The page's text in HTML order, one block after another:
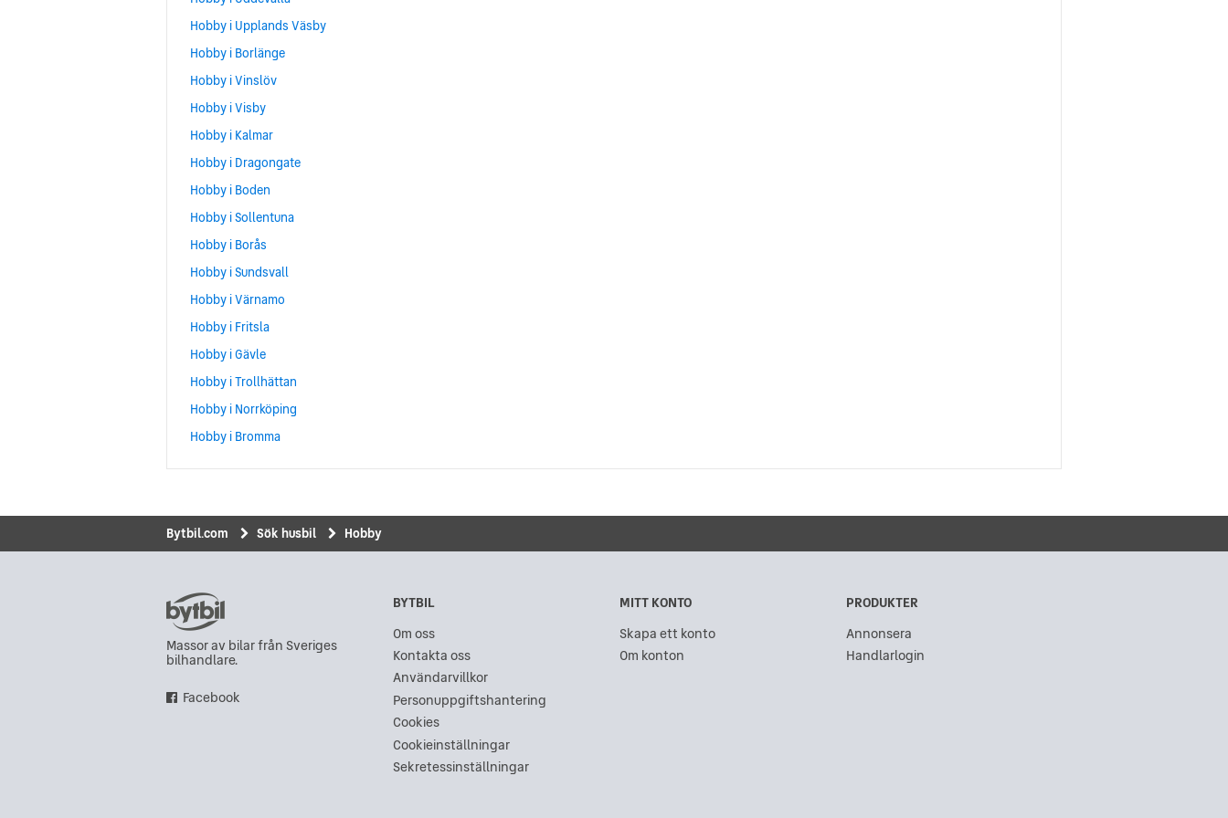
Hobby i Upplands Väsby
Hobby i Borlänge
Hobby i Vinslöv
Hobby i Visby
Hobby i Kalmar
Hobby i Dragongate
Hobby i Boden
Hobby i Sollentuna
Hobby i Borås
Hobby i Sundsvall
Hobby i Värnamo
Hobby i Fritsla
Hobby i Gävle
Hobby i Trollhättan
Hobby i Norrköping
Hobby i Bromma
Bytbil.com Sök husbil Hobby
Massor av bilar från Sveriges
bilhandlare.
Facebook
BYTBIL
Om oss
Kontakta oss
Användarvillkor
Personuppgiftshantering
Cookies
Cookieinställningar
Sekretessinställningar
MITT KONTO
Skapa ett konto
Om konton
PRODUKTER
Annonsera
Handlarlogin